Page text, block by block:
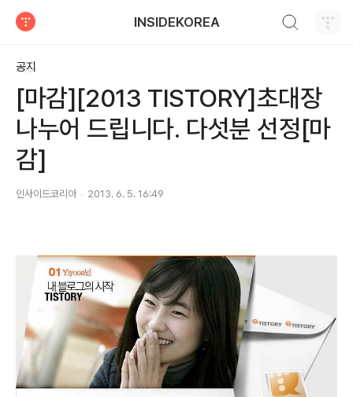
INSIDEKOREA
공지
[마감][2013 TISTORY]초대장
나누어 드립니다. 다섯분 선정[마
감]
인사이드코리아 2013. 6. 5. 16:49